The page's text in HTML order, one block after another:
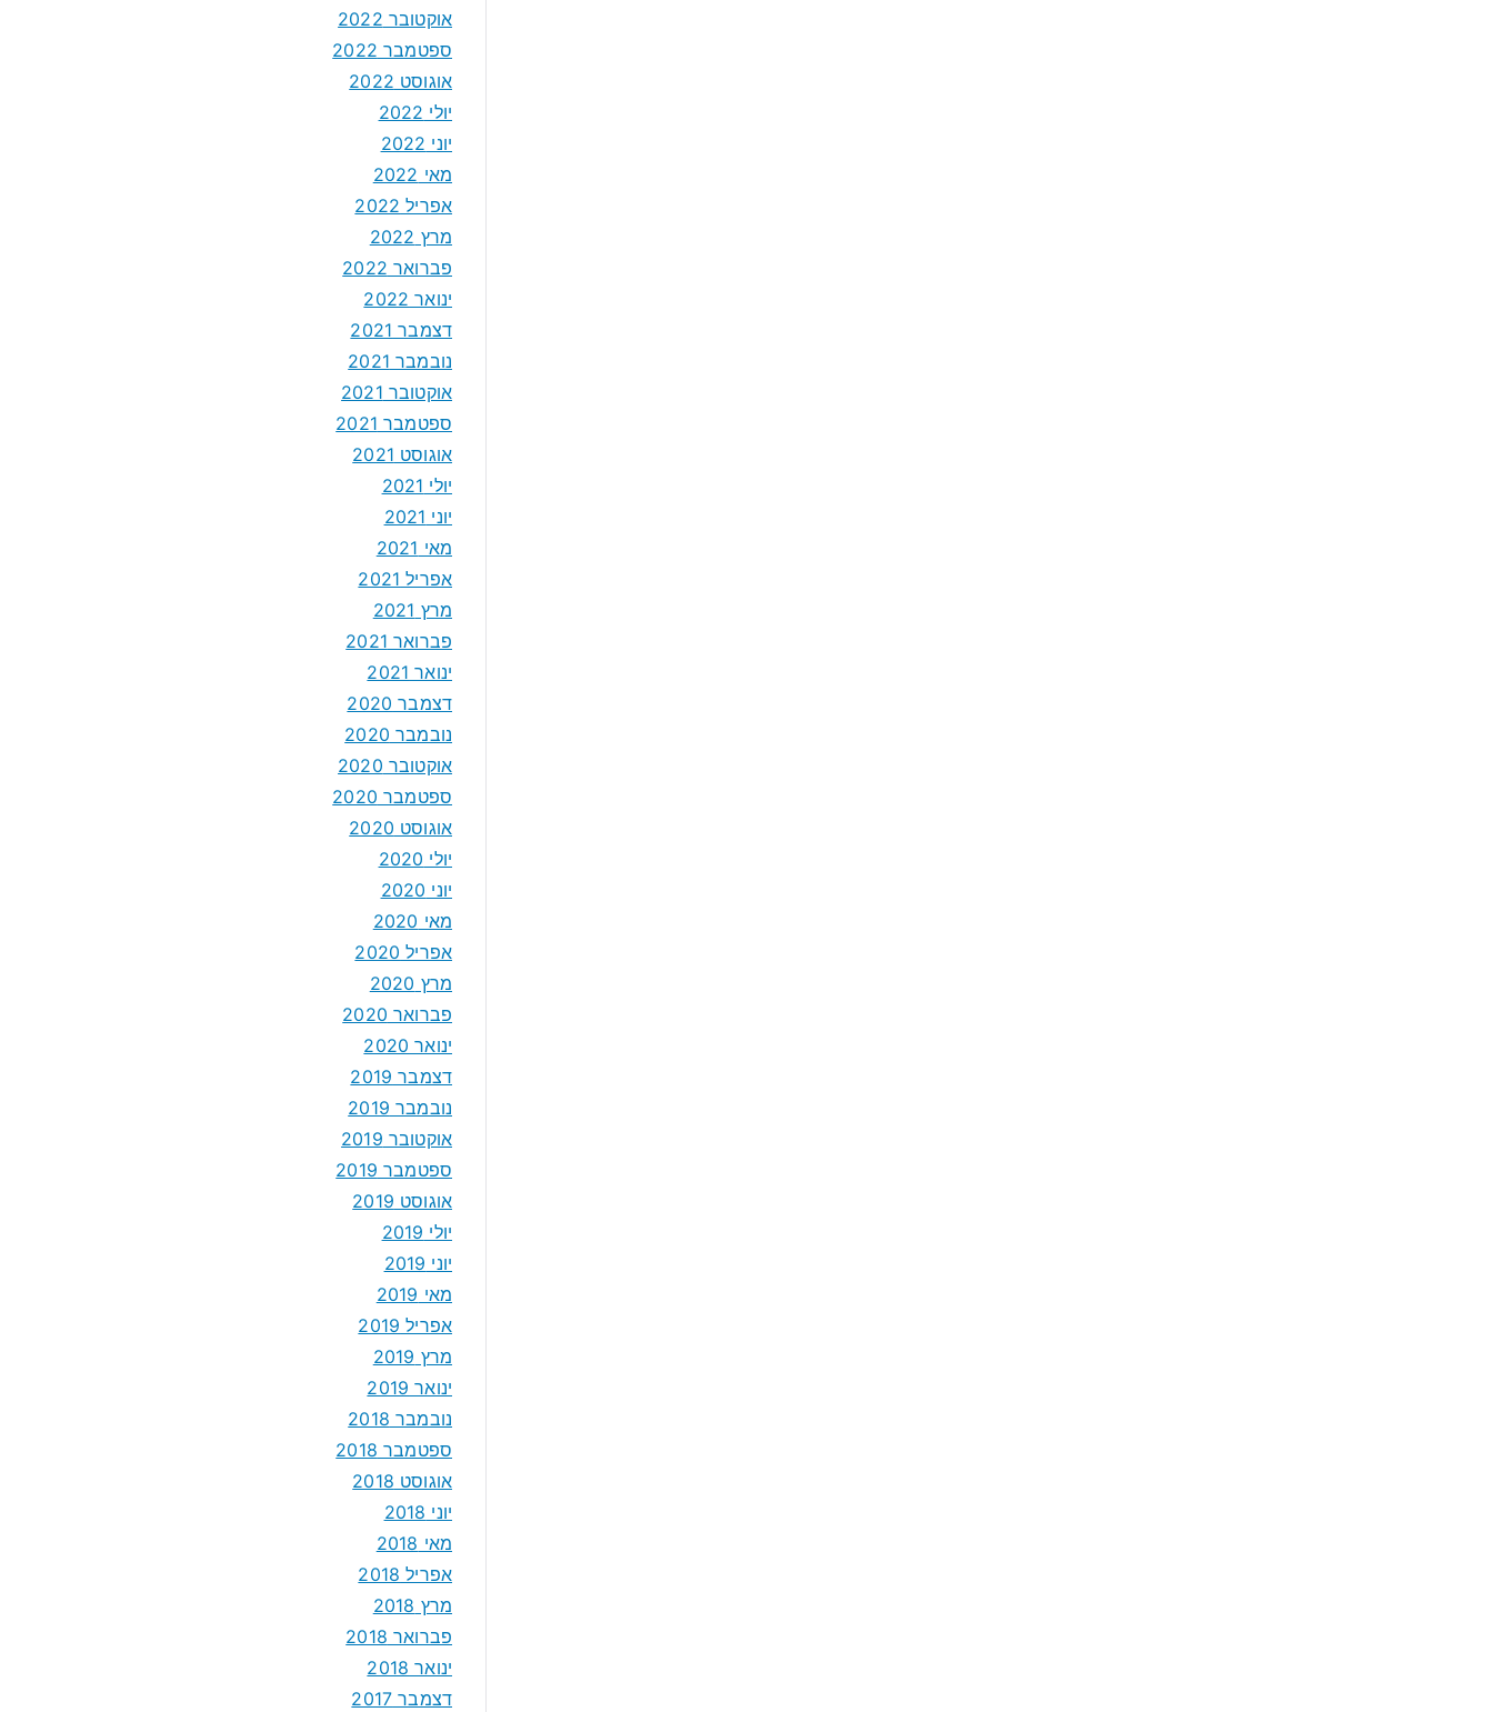
אוקטובר 2022
ספטמבר 2022
אוגוסט 2022
יולי 2022
יוני 2022
מאי 2022
אפריל 2022
מרץ 2022
פברואר 2022
ינואר 2022
דצמבר 2021
נובמבר 2021
אוקטובר 2021
ספטמבר 2021
אוגוסט 2021
יולי 2021
יוני 2021
מאי 2021
אפריל 2021
מרץ 2021
פברואר 2021
ינואר 2021
דצמבר 2020
נובמבר 2020
אוקטובר 2020
ספטמבר 2020
אוגוסט 2020
יולי 2020
יוני 2020
מאי 2020
אפריל 2020
מרץ 2020
פברואר 2020
ינואר 2020
דצמבר 2019
נובמבר 2019
אוקטובר 2019
ספטמבר 2019
אוגוסט 2019
יולי 2019
יוני 2019
מאי 2019
אפריל 2019
מרץ 2019
ינואר 2019
נובמבר 2018
ספטמבר 2018
אוגוסט 2018
יוני 2018
מאי 2018
אפריל 2018
מרץ 2018
פברואר 2018
ינואר 2018
דצמבר 2017